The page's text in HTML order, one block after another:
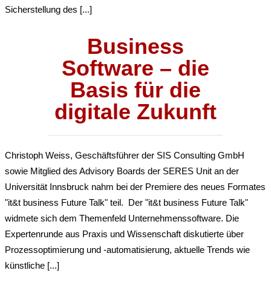
Sicherstellung des [...]
Business
Software – die
Basis für die
digitale Zukunft
Christoph Weiss, Geschäftsführer der SIS Consulting GmbH
sowie Mitglied des Advisory Boards der SERES Unit an der
Universität Innsbruck nahm bei der Premiere des neues Formates
"it&t business Future Talk" teil. Der "it&t business Future Talk"
widmete sich dem Themenfeld Unternehmenssoftware. Die
Expertenrunde aus Praxis und Wissenschaft diskutierte über
Prozessoptimierung und -automatisierung, aktuelle Trends wie
künstliche [...]